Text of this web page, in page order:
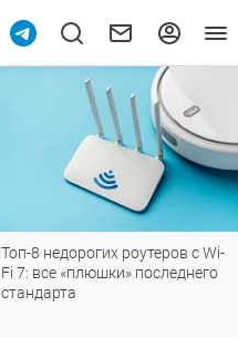
Топ-8 недорогих роутеров с Wi-
Fi 7: все «плюшки» последнего
стандарта